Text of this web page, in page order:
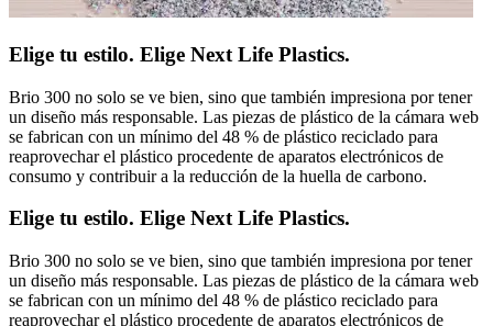
Elige tu estilo. Elige Next Life Plastics.
Brio 300 no solo se ve bien, sino que también impresiona por tener
un diseño más responsable. Las piezas de plástico de la cámara web
se fabrican con un mínimo del 48 % de plástico reciclado para
reaprovechar el plástico procedente de aparatos electrónicos de
consumo y contribuir a la reducción de la huella de carbono.
Elige tu estilo. Elige Next Life Plastics.
Brio 300 no solo se ve bien, sino que también impresiona por tener
un diseño más responsable. Las piezas de plástico de la cámara web
se fabrican con un mínimo del 48 % de plástico reciclado para
reaprovechar el plástico procedente de aparatos electrónicos de